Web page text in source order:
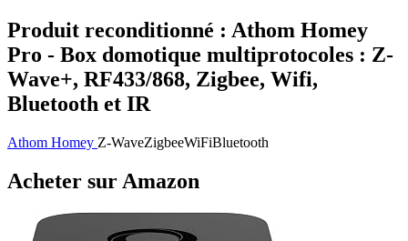
Produit reconditionné : Athom Homey
Pro - Box domotique multiprotocoles : Z-
Wave+, RF433/868, Zigbee, Wifi,
Bluetooth et IR
Athom Homey Z-WaveZigbeeWiFiBluetooth
Acheter sur Amazon